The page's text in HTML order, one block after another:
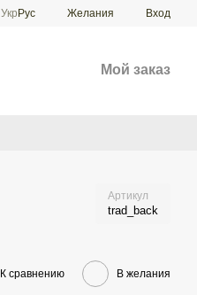
Укр Рус Желания Вход
Мой заказ
Артикул
trad_back
К сравнению В желания